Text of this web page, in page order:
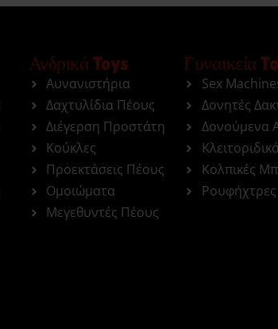
Ανδρικά Toys
Αυνανιστήρια
Δαχτυλίδια Πέους
Διέγερση Προστάτη
Κούκλες
Προεκτάσεις Πέους
Ομοιώματα
Μεγεθυντές Πέους
Γυναικεία
Sex
Δονητές
Δονούμενα
Κολπικές
Ρουφήχτρες